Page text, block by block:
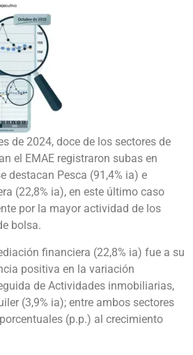
de 2024, doce de los sectores de
el EMAE registraron subas en
destacan Pesca (91,4% ia) e
(22,8% ia), en este último caso
por la mayor actividad de los
bolsa.
financiera (22,8% ia) fue a su
positiva en la variación
de Actividades inmobiliarias,
(3,9% ia); entre ambos sectores
(p.p.) al crecimiento